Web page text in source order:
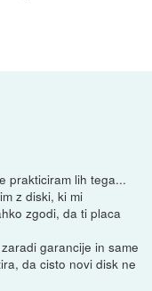
prakticiram lih tega...
z diski, ki mi
zgodi, da ti placa
garancije in same
da cisto novi disk ne